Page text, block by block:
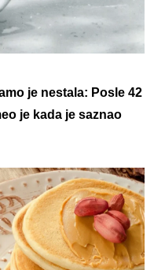
je nestala: Posle 42
je kada je saznao